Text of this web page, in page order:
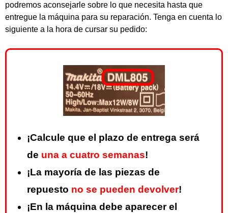
podremos aconsejarle sobre lo que necesita hasta que
entregue la máquina para su reparación. Tenga en cuenta lo
siguiente a la hora de cursar su pedido:
¡Calcule que el plazo de entrega será
de una a cuatro semanas!
¡La mayoría de las piezas de
repuesto no se pueden devolver!
¡En la máquina debe aparecer el